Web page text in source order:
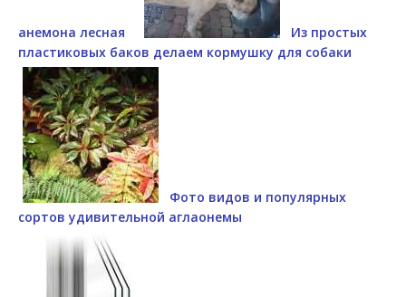
анемона лесная
Из простых
пластиковых баков делаем кормушку для собаки
Фото видов и популярных
сортов удивительной аглаонемы